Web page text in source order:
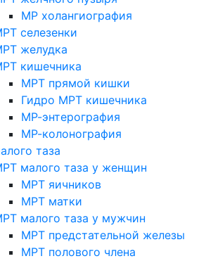
МР холангиография
селезенки
желудка
кишечника
МРТ прямой кишки
Гидро МРТ кишечника
МР-энтерография
МР-колонография
таза
малого таза у женщин
МРТ яичников
МРТ матки
малого таза у мужчин
МРТ предстательной железы
МРТ полового члена